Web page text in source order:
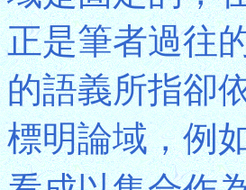
正是筆者過往
的語義所指卻
標明論域，例